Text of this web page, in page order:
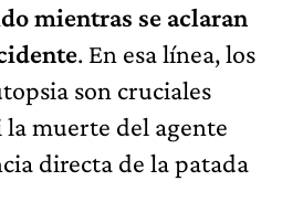
mientras se aclaran
. En esa línea, los
son cruciales
muerte del agente
directa de la patada